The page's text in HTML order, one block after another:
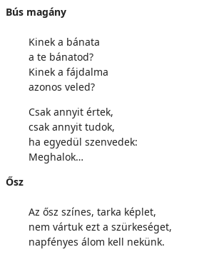
Bús magány
Kinek a bánata
a te bánatod?
Kinek a fájdalma
azonos veled?
Csak annyit értek,
csak annyit tudok,
ha egyedül szenvedek:
Meghalok…
Ősz
Az ősz színes, tarka képlet,
nem vártuk ezt a szürkeséget,
napfényes álom kell nekünk.